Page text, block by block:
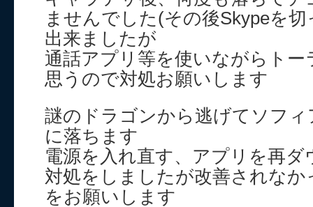
ませんでした(その後Skypeを
出来ましたが
通話アプリ等を使いながらト
思うので対処お願いします
謎のドラゴンから逃げてソフ
に落ちます
電源を入れ直す、アプリを再
対処をしましたが改善されな
をお願いします